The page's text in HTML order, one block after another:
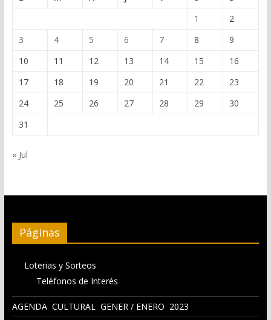
1
2
3
4 5 6 7 8
9
10
11 12 13 14 15
16
17
18 19 20 21 22
23
24
25 26 27 28 29
30
31
« Jul
Páginas
Loterias y Sorteos
Teléfonos de Interés
AGENDA CULTURAL GENER / ENERO 2023